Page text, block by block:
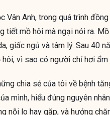
Vân Anh, trong quá trình
tiết mồ hôi mà ngại nói ra.
giấc ngủ và tâm lý. Sau 40
vì sao có người chỉ hơi
chia sẻ của tôi về bệnh
mình, hiểu đúng nguyên
nỗi lo hay gặp, và hướng